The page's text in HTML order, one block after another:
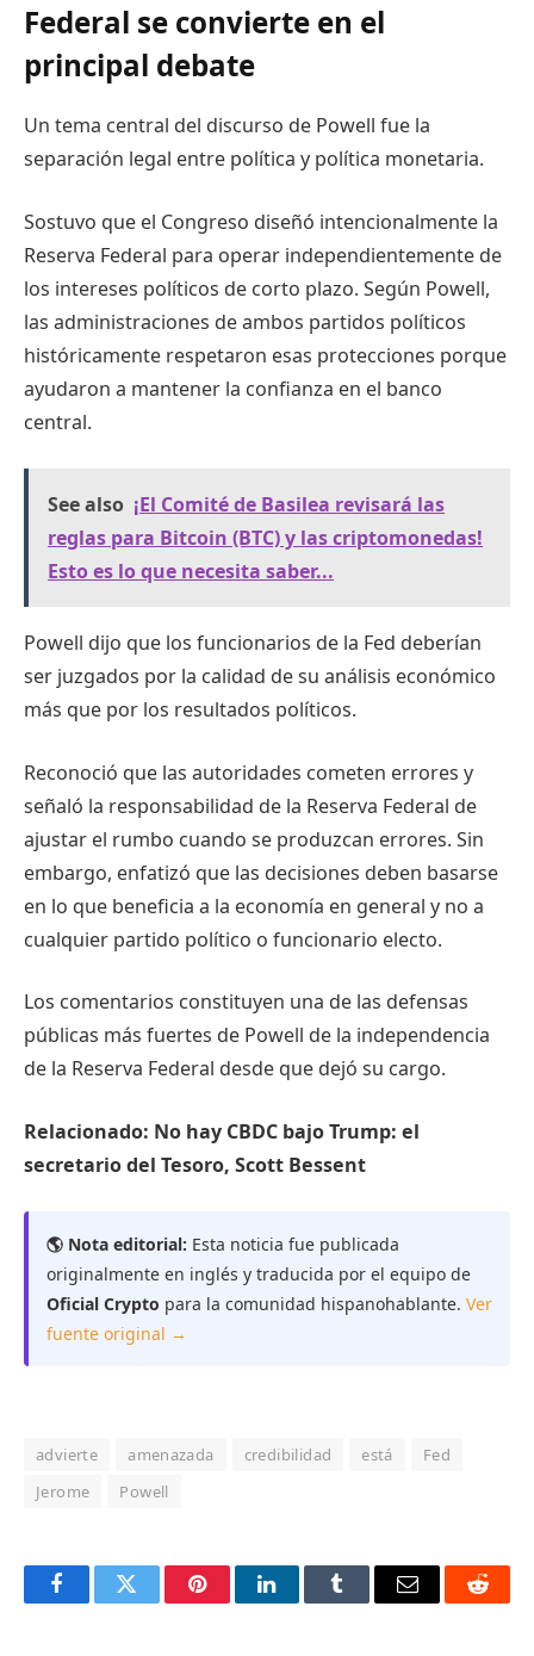
Federal se convierte en el
principal debate
Un tema central del discurso de Powell fue la
separación legal entre política y política monetaria.
Sostuvo que el Congreso diseñó intencionalmente la
Reserva Federal para operar independientemente de
los intereses políticos de corto plazo. Según Powell,
las administraciones de ambos partidos políticos
históricamente respetaron esas protecciones porque
ayudaron a mantener la confianza en el banco
central.
See also ¡El Comité de Basilea revisará las
reglas para Bitcoin (BTC) y las criptomonedas!
Esto es lo que necesita saber...
Powell dijo que los funcionarios de la Fed deberían
ser juzgados por la calidad de su análisis económico
más que por los resultados políticos.
Reconoció que las autoridades cometen errores y
señaló la responsabilidad de la Reserva Federal de
ajustar el rumbo cuando se produzcan errores. Sin
embargo, enfatizó que las decisiones deben basarse
en lo que beneficia a la economía en general y no a
cualquier partido político o funcionario electo.
Los comentarios constituyen una de las defensas
públicas más fuertes de Powell de la independencia
de la Reserva Federal desde que dejó su cargo.
Relacionado: No hay CBDC bajo Trump: el
secretario del Tesoro, Scott Bessent
🌎 Nota editorial: Esta noticia fue publicada
originalmente en inglés y traducida por el equipo de
Oficial Crypto para la comunidad hispanohablante. Ver
fuente original →
advierte amenazada credibilidad está
Fed
Jerome
Powell
FacebookTwitter PinterestLinkedInTumblr Email Reddit